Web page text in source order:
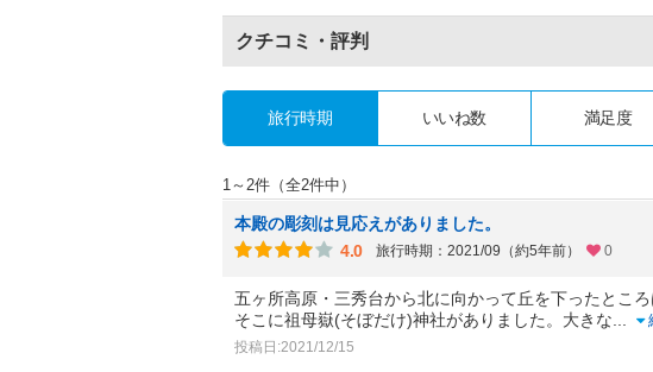
クチコミ・評判
旅行時期 いいね数 満足度
1～2件（全2件中）
本殿の彫刻は見応えがありました。
4.0
旅行時期：2021/09（約5年前） 0
五ヶ所高原・三秀台から北に向かって丘を下ったところ
そこに祖母嶽(そぼだけ)神社がありました。大きな
投稿日:2021/12/15